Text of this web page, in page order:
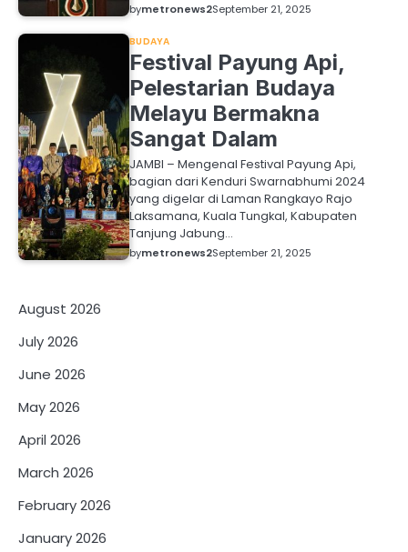
bymetronews2September 21, 2025
BUDAYA
Festival Payung Api,
Pelestarian Budaya
Melayu Bermakna
Sangat Dalam
JAMBI – Mengenal Festival Payung Api,
bagian dari Kenduri Swarnabhumi 2024
yang digelar di Laman Rangkayo Rajo
Laksamana, Kuala Tungkal, Kabupaten
Tanjung Jabung…
bymetronews2September 21, 2025
August 2026
July 2026
June 2026
May 2026
April 2026
March 2026
February 2026
January 2026